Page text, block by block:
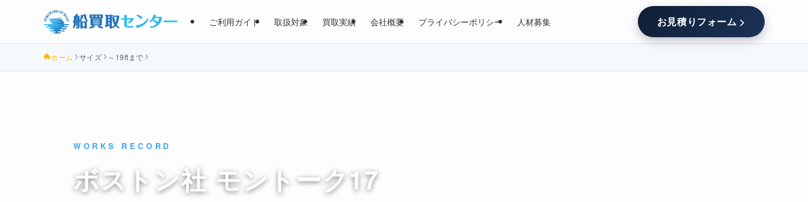
ご利用ガイド 取扱対象 買取実績 会社概要 プライバシーポリシー 人材募集 お見積りフォーム >
ホーム サイズ ～19ftまで
WORKS RECORD
ボストン社 モントーク17